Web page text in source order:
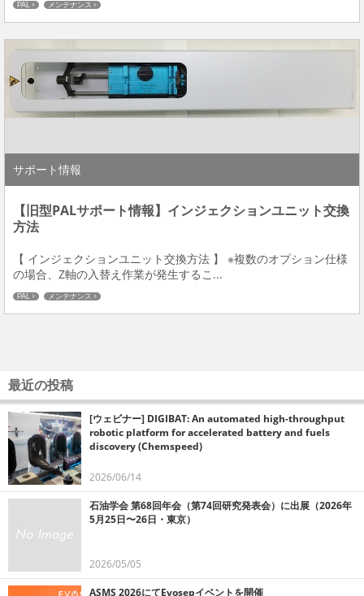
PAL メンテナンス
サポート情報
【旧型PALサポート情報】インジェクションユニット交換
方法
【 インジェクションユニット交換方法 】 ※複数のオプション仕様
の場合、Z軸の入替え作業が発生するこ...
PAL メンテナンス
最近の投稿
[ウェビナー] DIGIBAT: An automated high-throughput
robotic platform for accelerated battery and fuels
discovery (Chemspeed)
2026/06/14
石油学会 第68回年会（第74回研究発表会）に出展（2026年
5月25日〜26日・東京）
2026/05/05
ASMS 2026にてEvosepイベントを開催